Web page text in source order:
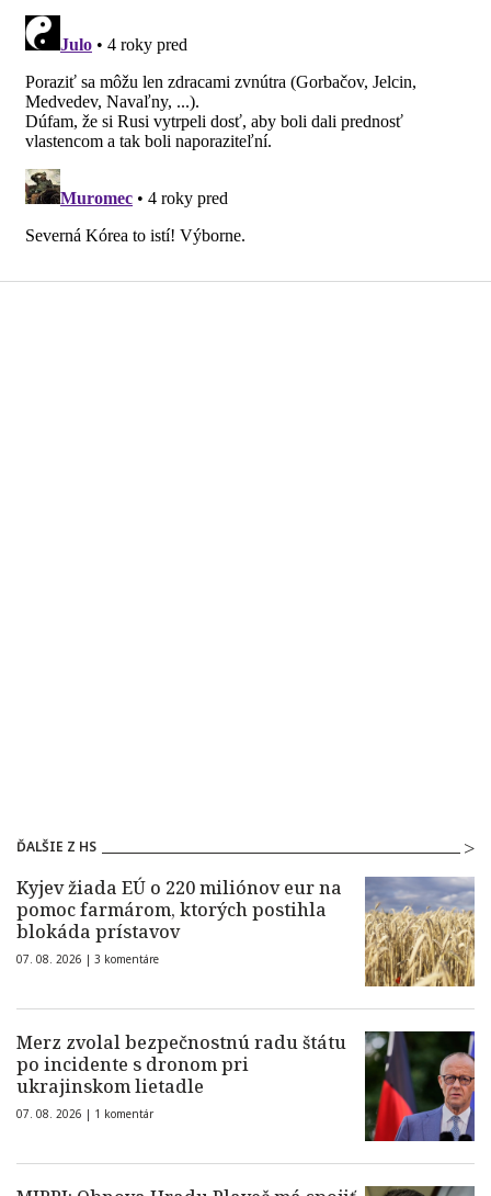
ĎALŠIE Z HS
Kyjev žiada EÚ o 220 miliónov eur na
pomoc farmárom, ktorých postihla
blokáda prístavov
07. 08. 2026 | 3 komentáre
Merz zvolal bezpečnostnú radu štátu
po incidente s dronom pri
ukrajinskom lietadle
07. 08. 2026 | 1 komentár